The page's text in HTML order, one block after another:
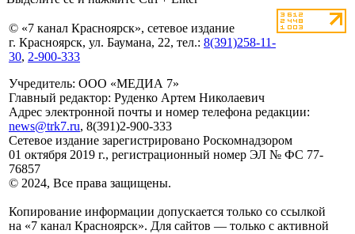
© «7 канал Красноярск», сетевое издание
г. Красноярск, ул. Баумана, 22, тел.: 8(391)258-11-
30, 2-900-333
Учредитель: ООО «МЕДИА 7»
Главный редактор: Руденко Артем Николаевич
Адрес электронной почты и номер телефона редакции:
news@trk7.ru, 8(391)2-900-333
Сетевое издание зарегистрировано Роскомнадзором
01 октября 2019 г., регистрационный номер ЭЛ № ФС 77-
76857
© 2024, Все права защищены.
Копирование информации допускается только со ссылкой
на «7 канал Красноярск». Для сайтов — только с активной